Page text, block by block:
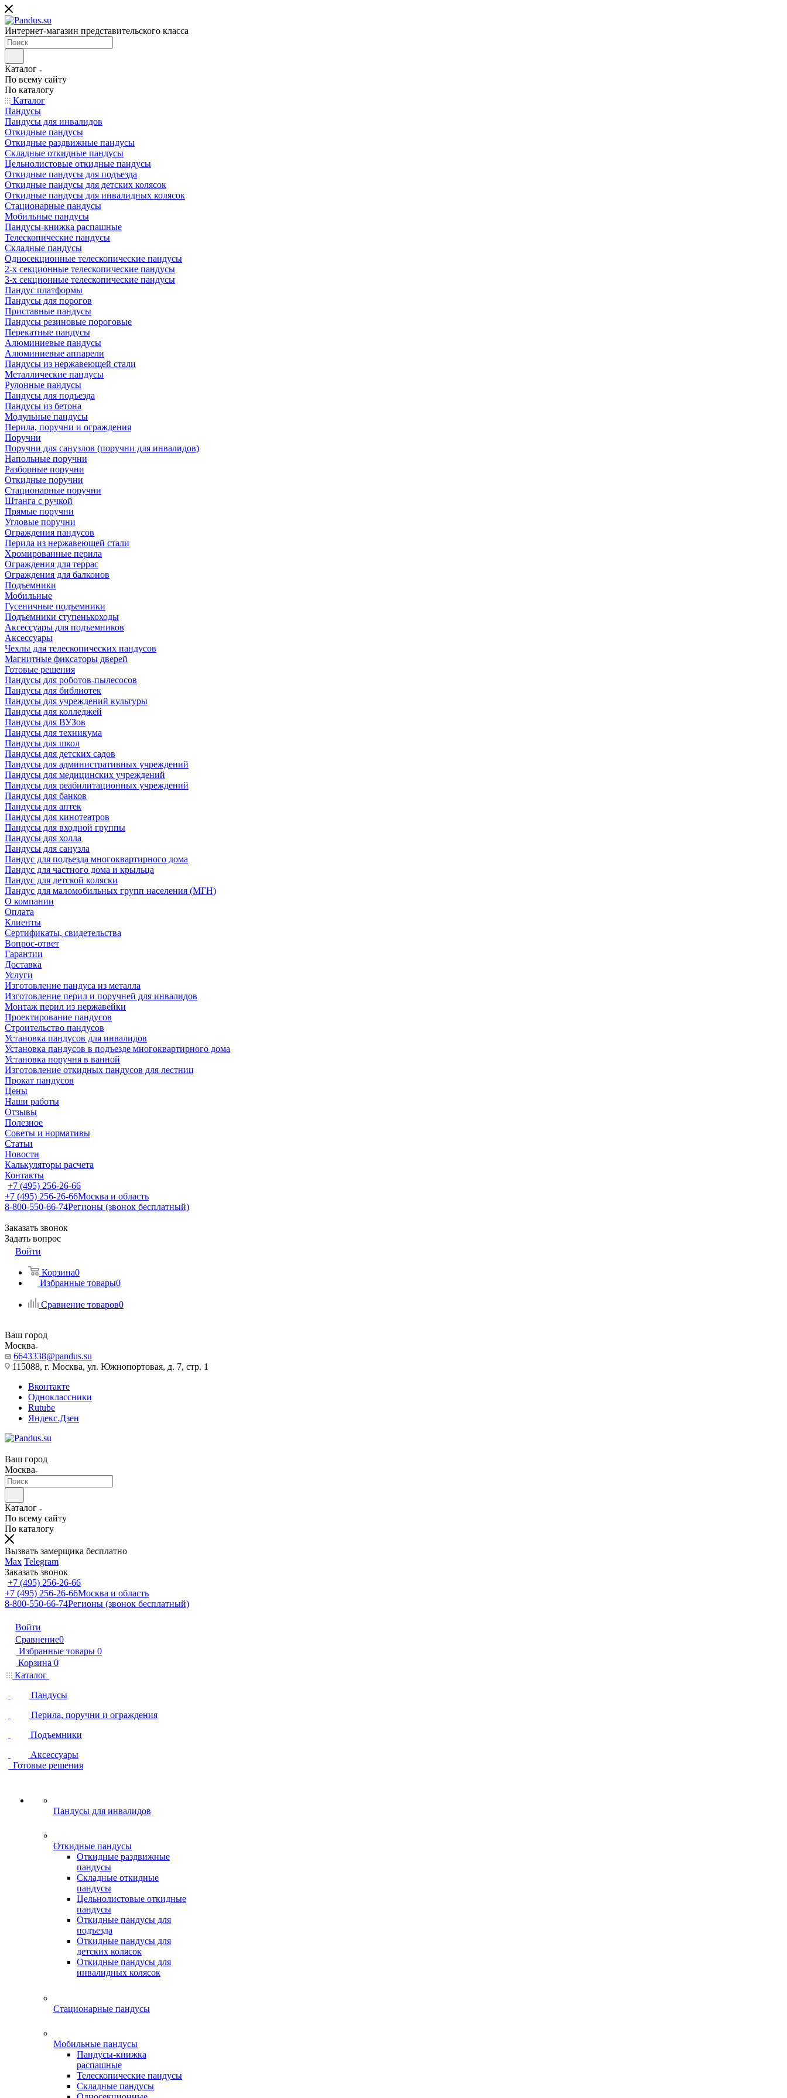
Интернет-магазин представительского класса
Каталог
По всему сайту
По каталогу
Каталог
Пандусы
Пандусы для инвалидов
Откидные пандусы
Откидные раздвижные пандусы
Складные откидные пандусы
Цельнолистовые откидные пандусы
Откидные пандусы для подъезда
Откидные пандусы для детских колясок
Откидные пандусы для инвалидных колясок
Стационарные пандусы
Мобильные пандусы
Пандусы-книжка распашные
Телескопические пандусы
Складные пандусы
Односекционные телескопические пандусы
2-х секционные телескопические пандусы
3-х секционные телескопические пандусы
Пандус платформы
Пандусы для порогов
Приставные пандусы
Пандусы резиновые пороговые
Перекатные пандусы
Алюминиевые пандусы
Алюминиевые аппарели
Пандусы из нержавеющей стали
Металлические пандусы
Рулонные пандусы
Пандусы для подъезда
Пандусы из бетона
Модульные пандусы
Перила, поручни и ограждения
Поручни
Поручни для санузлов (поручни для инвалидов)
Напольные поручни
Разборные поручни
Откидные поручни
Стационарные поручни
Штанга с ручкой
Прямые поручни
Угловые поручни
Ограждения пандусов
Перила из нержавеющей стали
Хромированные перила
Ограждения для террас
Ограждения для балконов
Подъемники
Мобильные
Гусеничные подъемники
Подъемники ступенькоходы
Аксессуары для подъемников
Аксессуары
Чехлы для телескопических пандусов
Магнитные фиксаторы дверей
Готовые решения
Пандусы для роботов-пылесосов
Пандусы для библиотек
Пандусы для учреждений культуры
Пандусы для колледжей
Пандусы для ВУЗов
Пандусы для техникума
Пандусы для школ
Пандусы для детских садов
Пандусы для административных учреждений
Пандусы для медицинских учреждений
Пандусы для реабилитационных учреждений
Пандусы для банков
Пандусы для аптек
Пандусы для кинотеатров
Пандусы для входной группы
Пандусы для холла
Пандусы для санузла
Пандус для подъезда многоквартирного дома
Пандус для частного дома и крыльца
Пандус для детской коляски
Пандус для маломобильных групп населения (МГН)
О компании
Оплата
Клиенты
Сертификаты, свидетельства
Вопрос-ответ
Гарантии
Доставка
Услуги
Изготовление пандуса из металла
Изготовление перил и поручней для инвалидов
Монтаж перил из нержавейки
Проектирование пандусов
Строительство пандусов
Установка пандусов для инвалидов
Установка пандусов в подъезде многоквартирного дома
Установка поручня в ванной
Изготовление откидных пандусов для лестниц
Прокат пандусов
Цены
Наши работы
Отзывы
Полезное
Советы и нормативы
Статьи
Новости
Калькуляторы расчета
Контакты
+7 (495) 256-26-66
+7 (495) 256-26-66Москва и область
8-800-550-66-74Регионы (звонок бесплатный)
Заказать звонок
Задать вопрос
Войти
Корзина0
Избранные товары0
Сравнение товаров0
Ваш город
Москва
6643338@pandus.su
115088, г. Москва, ул. Южнопортовая, д. 7, стр. 1
Вконтакте
Одноклассники
Rutube
Яндекс.Дзен
Ваш город
Москва
Каталог
По всему сайту
По каталогу
Вызвать замерщика бесплатно
Max Telegram
Заказать звонок
+7 (495) 256-26-66
+7 (495) 256-26-66Москва и область
8-800-550-66-74Регионы (звонок бесплатный)
Войти
Сравнение0
Избранные товары 0
Корзина 0
Каталог
Пандусы
Перила, поручни и ограждения
Подъемники
Аксессуары
Готовые решения
Пандусы для инвалидов
Откидные пандусы
Откидные раздвижные
пандусы
Складные откидные
пандусы
Цельнолистовые откидные
пандусы
Откидные пандусы для
подъезда
Откидные пандусы для
детских колясок
Откидные пандусы для
инвалидных колясок
Стационарные пандусы
Мобильные пандусы
Пандусы-книжка
распашные
Телескопические пандусы
Складные пандусы